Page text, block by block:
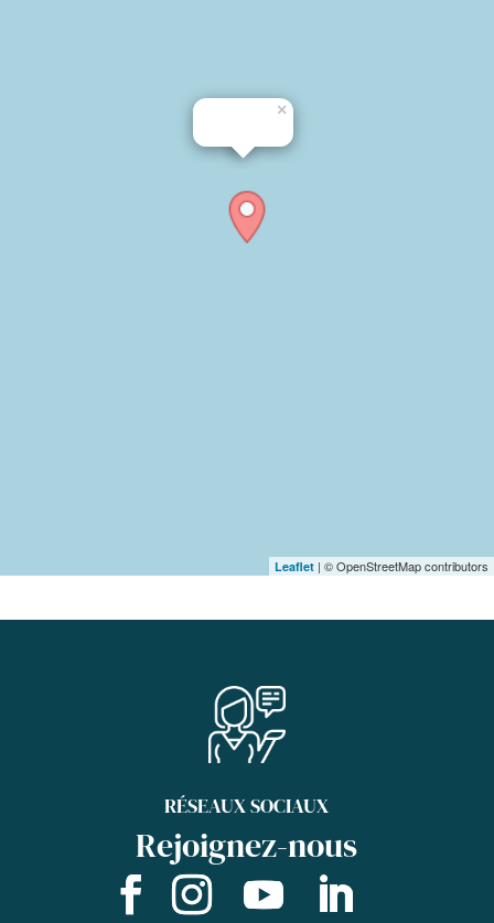
×
Leaflet | © OpenStreetMap contributors
RÉSEAUX SOCIAUX
Rejoignez-nous